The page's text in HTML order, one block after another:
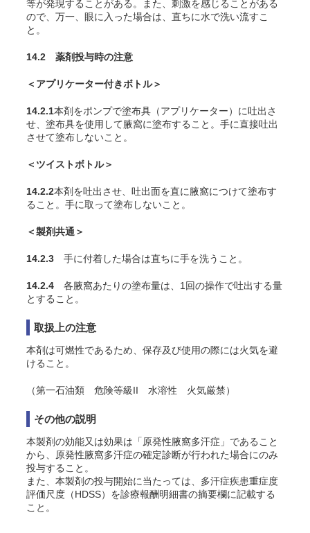
等が発現することがある。また、刺激を感じることがある
ので、万一、眼に入った場合は、直ちに水で洗い流すこ
と。
14.2 薬剤投与時の注意
＜アプリケーター付きボトル＞
14.2.1本剤 をポンプで塗布具（アプリケーター）に吐出さ
せ、塗布具を使用して腋窩に塗布すること。手に直接吐出
させて塗布しないこと。
＜ツイストボトル＞
14.2.2本剤を吐出させ、吐出面を直に腋窩につけて塗布す
ること。手に取って塗布しないこと。
＜製剤共通＞
14.2.3 手に付着した場合は直ちに手を洗うこと。
14.2.4 各腋窩あたりの塗布量は、1回の操作で吐出する量
とすること。
取扱上の注意
本剤は可燃性であるため、保存及び使用の際には火気を避
けること。
（第一石油類 危険等級II 水溶性 火気厳禁）
その他の説明
本製剤の効能又は効果は「原発性腋窩多汗症」であること
から、原発性腋窩多汗症の確定診断が行われた場合にのみ
投与すること。
また、本製剤の投与開始に当たっては、多汗症疾患重症度
評価尺度（HDSS）を診療報酬明細書の摘要欄に記載する
こと。